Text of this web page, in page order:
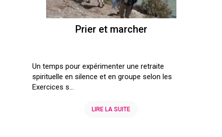
Prier et marcher
Un temps pour expérimenter une retraite
spirituelle en silence et en groupe selon les
Exercices s...
LIRE LA SUITE